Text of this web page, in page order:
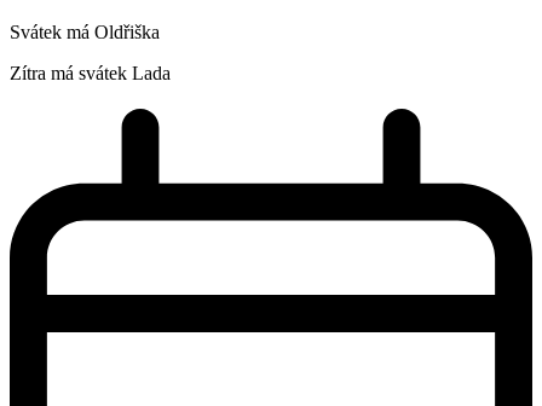
Svátek má Oldřiška
Zítra má svátek Lada